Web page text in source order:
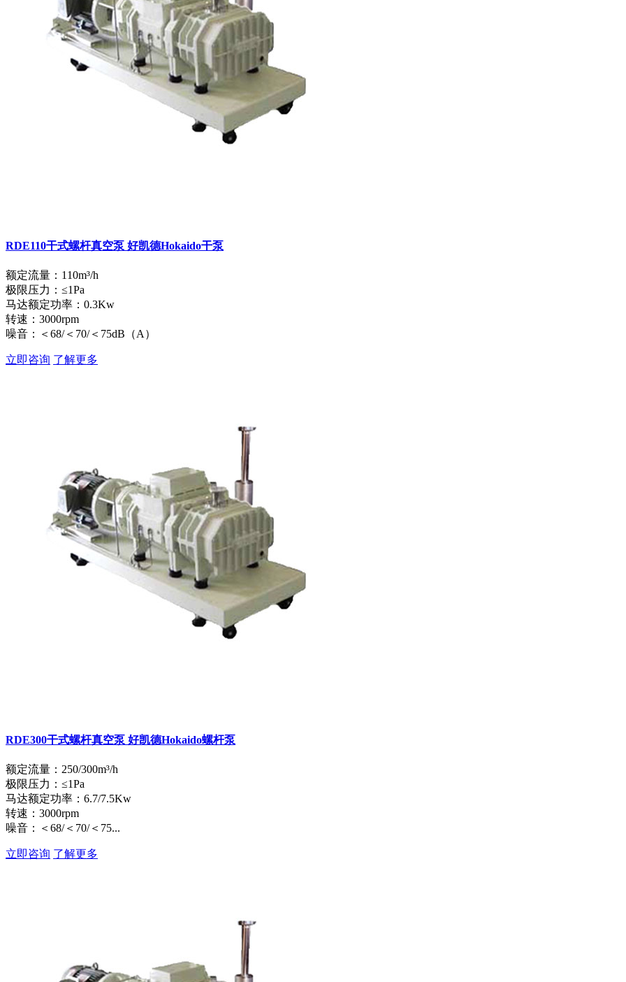
RDE110干式螺杆真空泵 好凯德Hokaido干泵
额定流量：110m³/h
极限压力：≤1Pa
马达额定功率：0.3Kw
转速：3000rpm
噪音：＜68/＜70/＜75dB（A）
立即咨询 了解更多
RDE300干式螺杆真空泵 好凯德Hokaido螺杆泵
额定流量：250/300m³/h
极限压力：≤1Pa
马达额定功率：6.7/7.5Kw
转速：3000rpm
噪音：＜68/＜70/＜75...
立即咨询 了解更多